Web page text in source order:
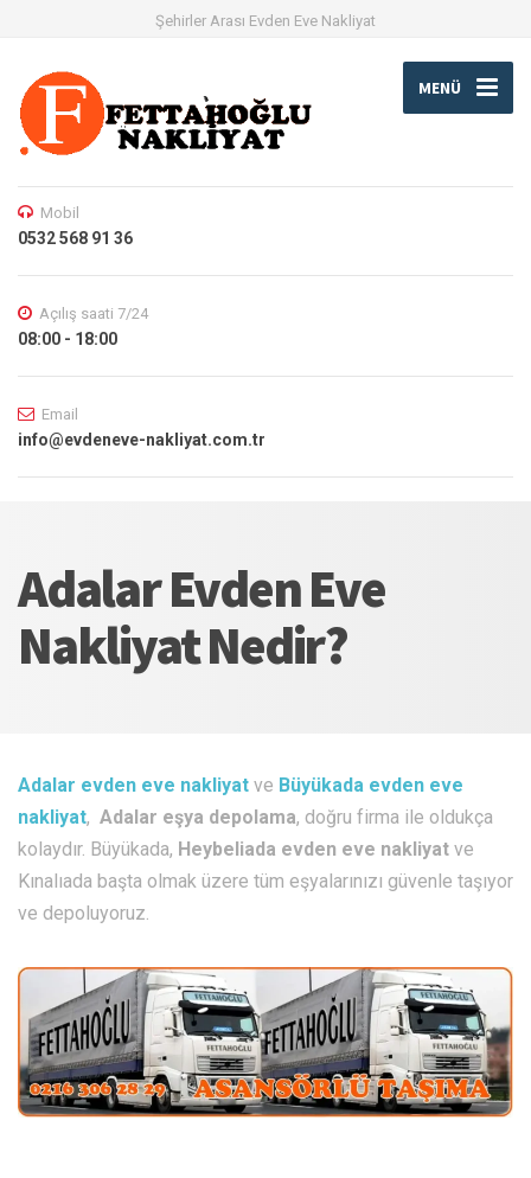
Şehirler Arası Evden Eve Nakliyat
MENÜ
Mobil
0532 568 91 36
Açılış saati 7/24
08:00 - 18:00
Email
info@evdeneve-nakliyat.com.tr
Adalar Evden Eve
Nakliyat Nedir?
Adalar evden eve nakliyat ve Büyükada evden eve
nakliyat, Adalar eşya depolama, doğru firma ile oldukça
kolaydır. Büyükada, Heybeliada evden eve nakliyat ve
Kınalıada başta olmak üzere tüm eşyalarınızı güvenle taşıyor
ve depoluyoruz.